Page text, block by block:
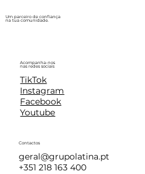
Um parceiro de confiança
na tua comunidade.
Acompanha-nos
nas redes sociais
TikTok
Instagram
Facebook
Youtube
Contactos
geral@grupolatina.pt
+351 218 163 400